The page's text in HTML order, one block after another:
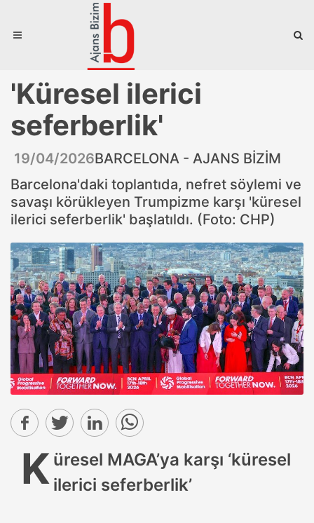
'Küresel ilerici
seferberlik'
19/04/2026BARCELONA - AJANS BİZİM
Barcelona'daki toplantıda, nefret söylemi ve
savaşı körükleyen Trumpizme karşı 'küresel
ilerici seferberlik' başlatıldı. (Foto: CHP)
K üresel MAGA’ya karşı ‘küresel
ilerici seferberlik’